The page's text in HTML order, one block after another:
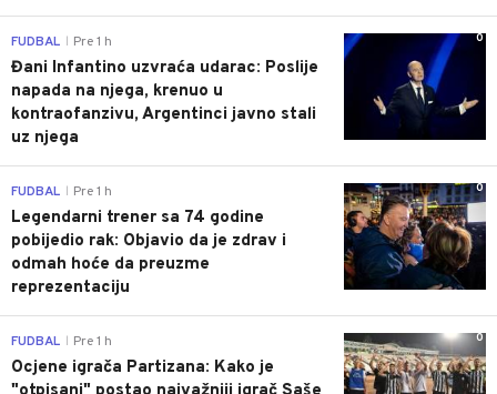
0
FUDBAL Pre 1 h
Đani Infantino uzvraća udarac: Poslije
napada na njega, krenuo u
kontraofanzivu, Argentinci javno stali
uz njega
0
FUDBAL Pre 1 h
Legendarni trener sa 74 godine
pobijedio rak: Objavio da je zdrav i
odmah hoće da preuzme
reprezentaciju
0
FUDBAL Pre 1 h
Ocjene igrača Partizana: Kako je